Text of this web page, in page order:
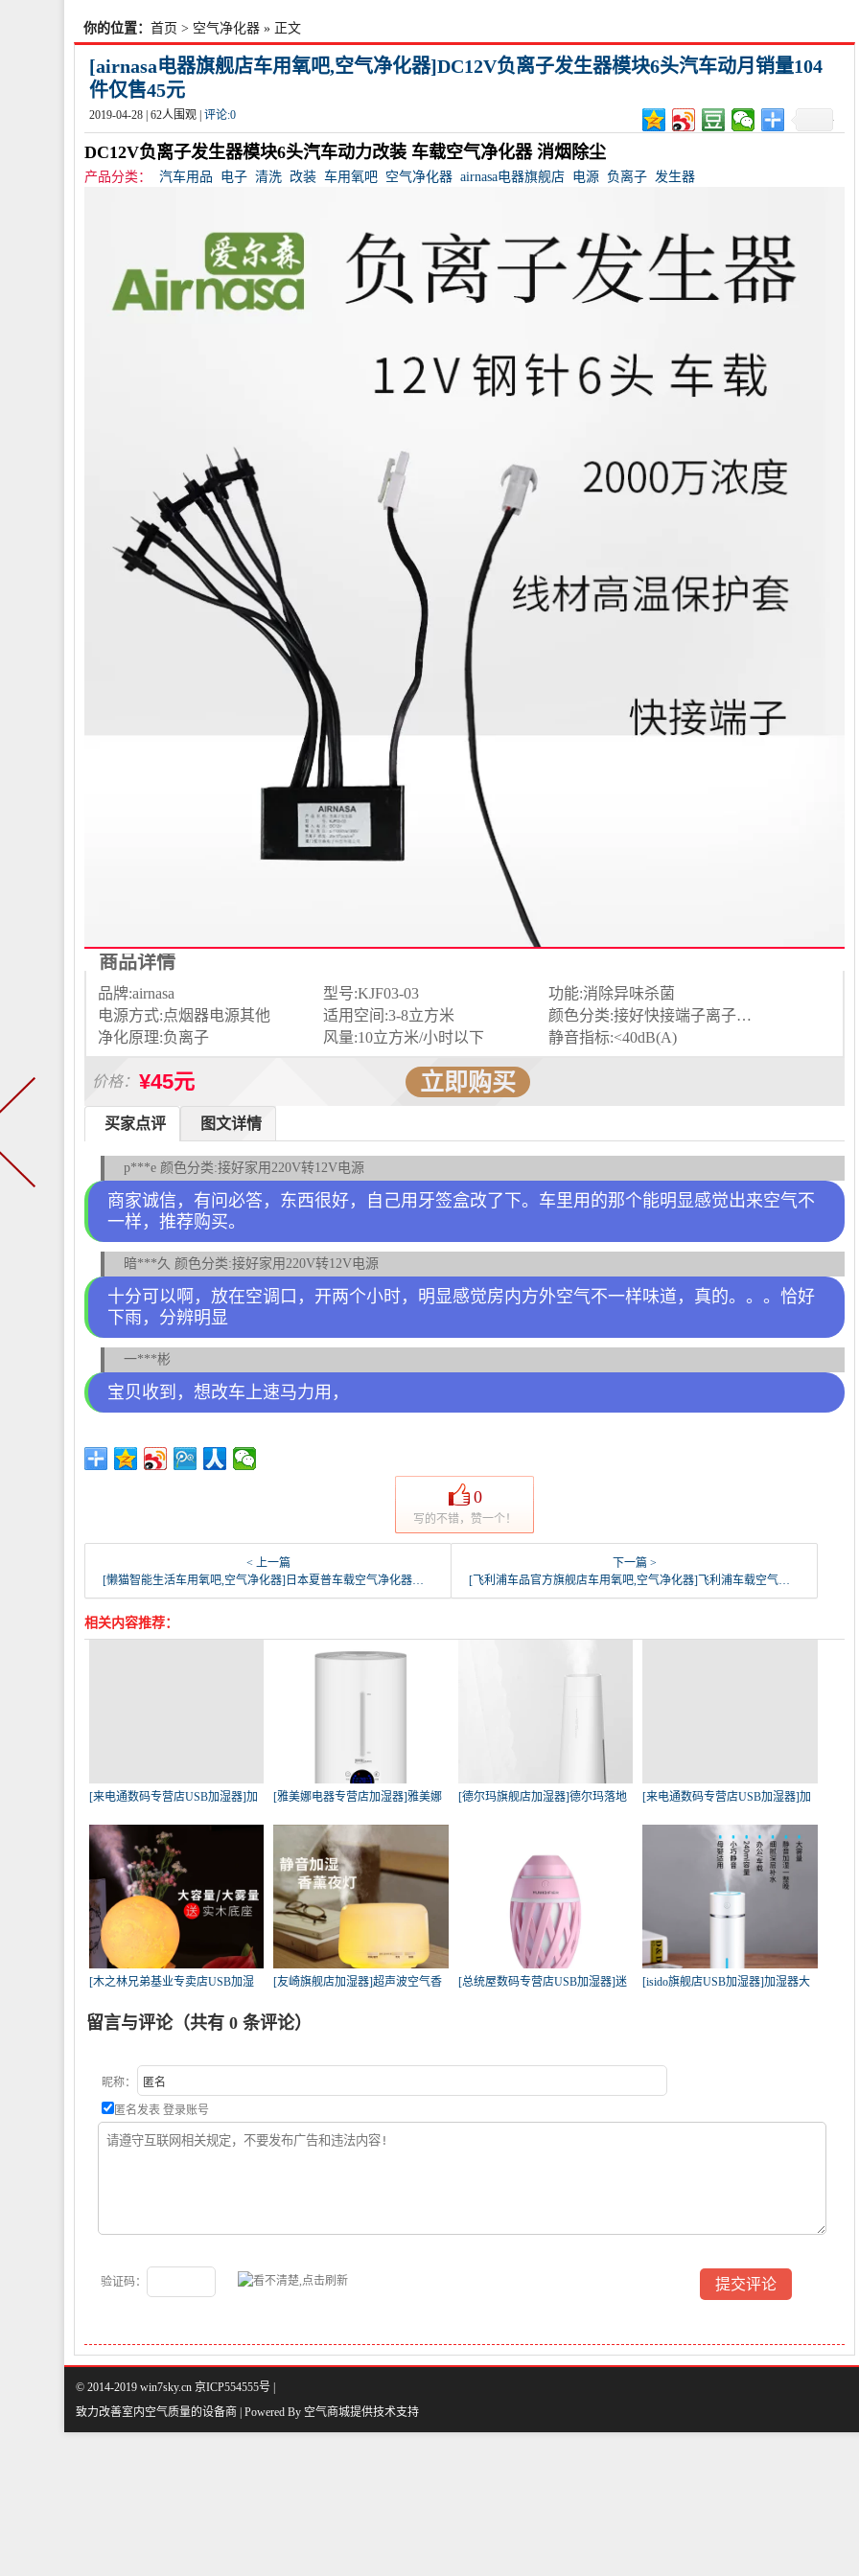
你的位置： 首页 > 空气净化器 » 正文
[airnasa电器旗舰店车用氧吧,空气净化器]DC12V负离子发生器模块6头汽车动月销量104
件仅售45元
2019-04-28 | 62人围观 | 评论:0
DC12V负离子发生器模块6头汽车动力改装 车载空气净化器 消烟除尘
产品分类： 汽车用品 电子 清洗 改装 车用氧吧 空气净化器 airnasa电器旗舰店 电源 负离子 发生器
商品详情
品牌:airnasa 型号:KJF03-03
功能:消除异味杀菌
电源方式:点烟器电源其他
适用空间:3-8立方米
颜色分类:接好快接端子离子发生器模块不接线接好车载12V点烟器电源接好家用220V转12V电源
净化原理:负离子
风量:10立方米/小时以下 静音指标:<40dB(A)
价格： ¥45元 立即购买
图文详情
买家点评
p***e 颜色分类:接好家用220V转12V电源
商家诚信，有问必答，东西很好，自己用牙签盒改了下。车里用的那个能明显感觉出来空气不
一样，推荐购买。
暗***久 颜色分类:接好家用220V转12V电源
十分可以啊，放在空调口，开两个小时，明显感觉房内方外空气不一样味道，真的。。。恰好
下雨，分辨明显
一***彬
宝贝收到，想改车上速马力用，
0
写的不错，赞一个！
< 上一篇
[懒猫智能生活车用氧吧,空气净化器]日本夏普车载空气净化器负离子ig-j月销量66件仅售518元
下一篇 >
[飞利浦车品官方旗舰店车用氧吧,空气净化器]飞利浦车载空气净化器汽车用消除甲醛P月销量61件仅售899元
相关内容推荐：
[来电通数码专营店USB加湿器]加
湿
[雅美娜电器专营店加湿器]雅美娜
上
[德尔玛旗舰店加湿器]德尔玛落地
[来电通数码专营店USB加湿器]加
湿
[木之林兄弟基业专卖店USB加湿
[友崎旗舰店加湿器]超声波空气香
[总统屋数码专营店USB加湿器]迷
[isido旗舰店USB加湿器]加湿器大
留言与评论（共有 0 条评论）
昵称：
匿名发表 登录账号
验证码：
© 2014-2019 win7sky.cn 京ICP554555号 |
致力改善室内空气质量的设备商 | Powered By 空气商城提供技术支持